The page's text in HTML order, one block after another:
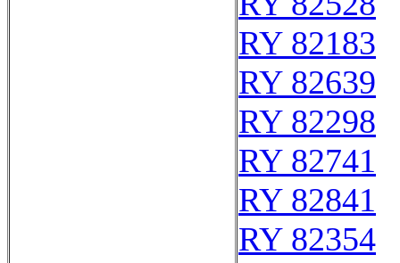
RY 82183
RY 82639
RY 82298
RY 82741
RY 82841
RY 82354